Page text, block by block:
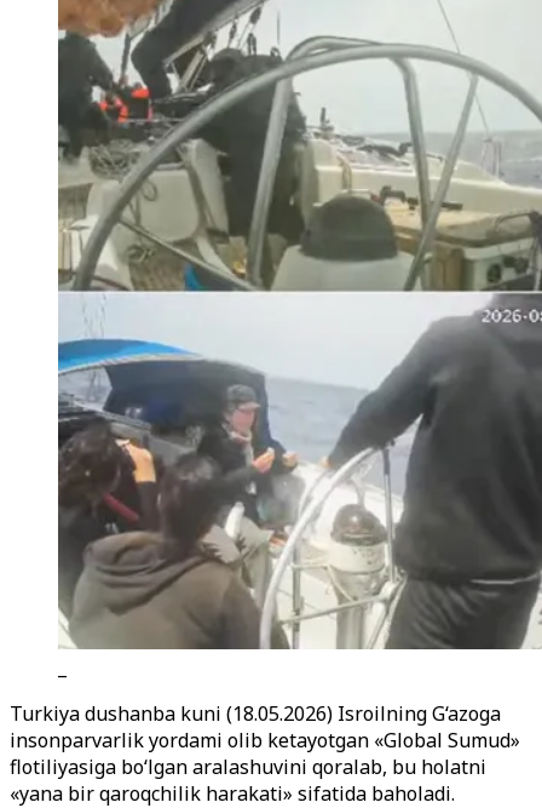
Turkiya dushanba kuni (18.05.2026) Isroilning G‘azoga
insonparvarlik yordami olib ketayotgan «Global Sumud»
flotiliyasiga bo‘lgan aralashuvini qoralab, bu holatni
«yana bir qaroqchilik harakati» sifatida baholadi.